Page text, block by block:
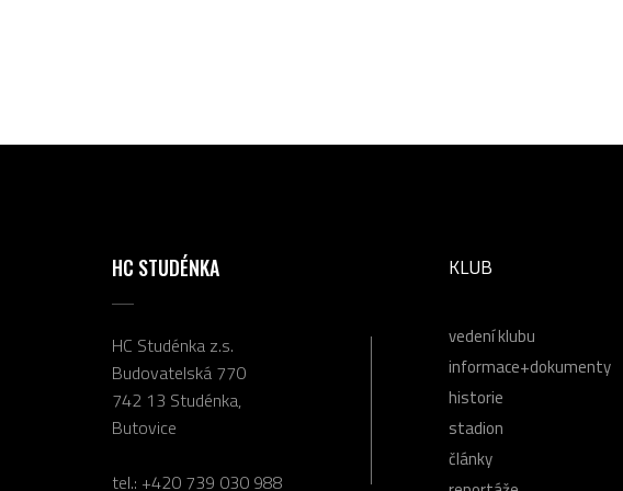
HC STUDÉNKA
HC Studénka z.s.
Budovatelská 770
742 13 Studénka,
Butovice
tel.: +420 739 030 988
KLUB
vedení klubu
informace+dokumenty
historie
stadion
články